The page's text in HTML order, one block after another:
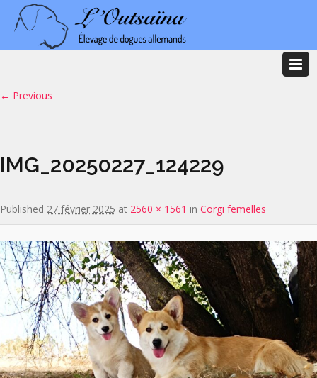
Image navigation
← Previous
IMG_20250227_124229
Published 27 février 2025 at 2560 × 1561 in Corgi femelles